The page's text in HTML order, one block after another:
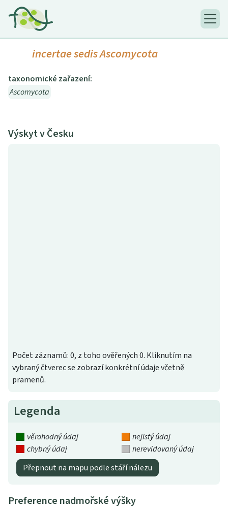
incertae sedis Ascomycota
taxonomické zařazení:
Ascomycota
Výskyt v Česku
Počet záznamů: 0, z toho ověřených 0. Kliknutím na
vybraný čtverec se zobrazí konkrétní údaje včetně
pramenů.
Legenda
věrohodný údaj
nejistý údaj
chybný údaj
nerevidovaný údaj
Přepnout na mapu podle stáří nálezu
Preference nadmořské výšky